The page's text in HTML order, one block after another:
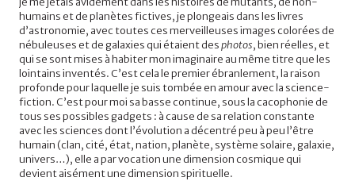
humains et de planètes fictives, je plongeais dans les livres
d’astronomie, avec toutes ces merveilleuses images colorées de
nébuleuses et de galaxies qui étaient desphotos, bien réelles, et
qui se sont mises à habiter mon imaginaire au même titre que les
lointains inventés. C’est cela le premier ébranlement, la raison
profonde pour laquelle je suis tombée en amour avec la science-
fiction. C’est pour moi sa basse continue, sous la cacophonie de
tous ses possibles gadgets : à cause de sa relation constante
avec les sciences dont l’évolution a décentré peu à peu l’être
humain (clan, cité, état, nation, planète, système solaire, galaxie,
univers…), elle a par vocation une dimension cosmique qui
devient aisément une dimension spirituelle.